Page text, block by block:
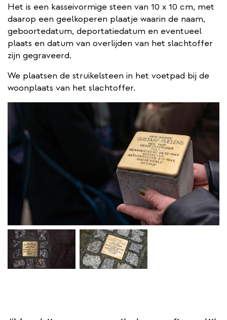
Het is een kasseivormige steen van 10 x 10 cm, met
daarop een geelkoperen plaatje waarin de naam,
geboortedatum, deportatiedatum en eventueel
plaats en datum van overlijden van het slachtoffer
zijn gegraveerd.
We plaatsen de struikelsteen in het voetpad bij de
woonplaats van het slachtoffer.